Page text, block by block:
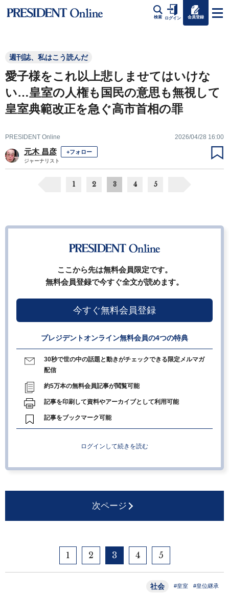
検索 ログイン 会員登録
週刊誌、私はこう読んだ
愛子様をこれ以上悲しませてはいけな
い…皇室の人権も国民の意思も無視して
皇室典範改正を急ぐ高市首相の罪
PRESIDENT Online 2026/04/28 16:00
元木 昌彦 +フォロー
ジャーナリスト
1 2 3 4 5
ここから先は無料会員限定です。
無料会員登録で今すぐ全文が読めます。
今すぐ無料会員登録
プレジデントオンライン無料会員の4つの特典
30秒で世の中の話題と動きがチェックできる限定メルマガ
配信
約5万本の無料会員記事が閲覧可能
記事を印刷して資料やアーカイブとして利用可能
記事をブックマーク可能
ログインして続きを読む
次ページ
1 2 3 4 5
社会 #皇室 #皇位継承